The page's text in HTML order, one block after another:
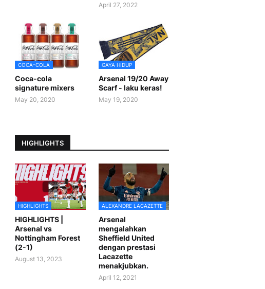
April 27, 2022
COCA-COLA
Coca-cola
signature mixers
May 20, 2020
GAYA HIDUP
Arsenal 19/20 Away
Scarf - laku keras!
May 19, 2020
HIGHLIGHTS
HIGHLIGHTS
HIGHLIGHTS |
Arsenal vs
Nottingham Forest
(2-1)
August 13, 2023
ALEXANDRE LACAZETTE
Arsenal
mengalahkan
Sheffield United
dengan prestasi
Lacazette
menakjubkan.
April 12, 2021